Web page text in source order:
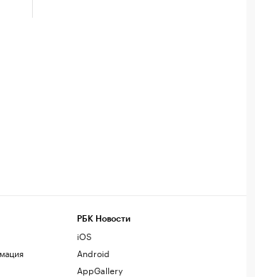
РБК Новости
iOS
Android
AppGallery